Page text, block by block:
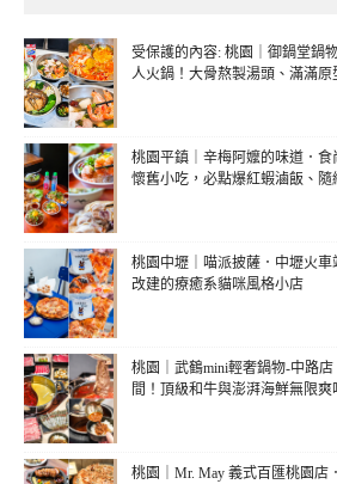
受保護的內容: 桃園｜御鍋堂鍋
人火鍋！大骨熬製湯頭、滿滿
桃園平鎮｜辛梅阿嬤的味道．
懷舊小吃，必點爆紅蝦滷飯、
桃園中壢｜喵派披薩．中壢火
改建的療癒系貓咪風格小店
桃園｜武鶴mini輕奢鍋物-中路
間！頂級和牛與澎湃海鮮無限爽
桃園｜Mr. May 義式百匯桃園店